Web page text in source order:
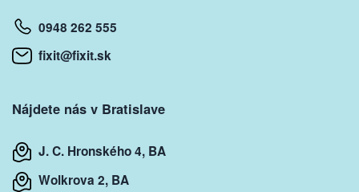
0948 262 555
fixit@fixit.sk
Nájdete nás v Bratislave
J. C. Hronského 4, BA
Wolkrova 2, BA